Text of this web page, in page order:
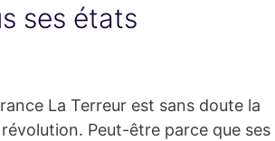
ses états
La Terreur est sans doute la
Peut-être parce que ses